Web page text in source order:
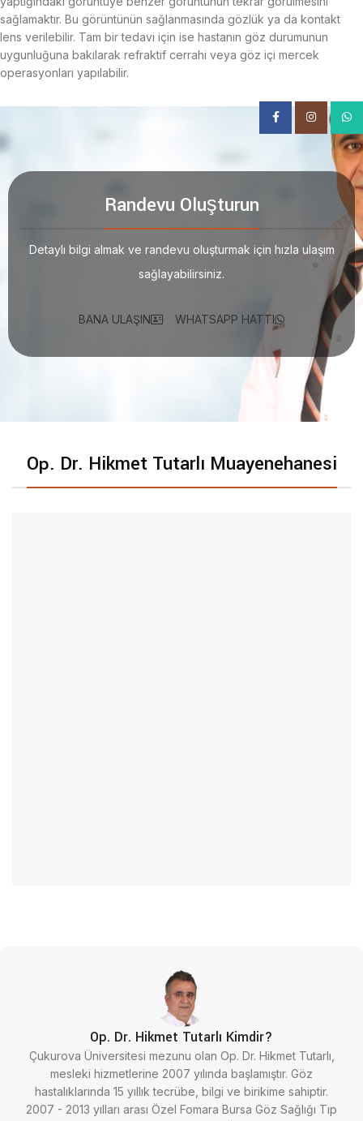
sağlamaktır. Bu görüntünün sağlanmasında gözlük ya da kontakt
lens verilebilir. Tam bir tedavi için ise hastanın göz durumunun
uygunluğuna bakılarak refraktif cerrahi veya göz içi mercek
operasyonları yapılabilir.
Randevu Oluşturun
Detaylı bilgi almak ve randevu oluşturmak için hızla ulaşım
sağlayabilirsiniz.
BANA ULAŞIN WHATSAPP HATTI
Op. Dr. Hikmet Tutarlı Muayenehanesi
Op. Dr. Hikmet Tutarlı Kimdir?
Çukurova Üniversitesi mezunu olan Op. Dr. Hikmet Tutarlı,
mesleki hizmetlerine 2007 yılında başlamıştır. Göz
hastalıklarında 15 yıllık tecrübe, bilgi ve birikime sahiptir.
2007 - 2013 yılları arası Özel Fomara Bursa Göz Sağlığı Tıp
FacebookInstagram